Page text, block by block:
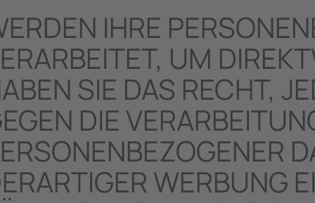
IHRE
UM
SIE DAS RECHT,
DIE
WERBUNG